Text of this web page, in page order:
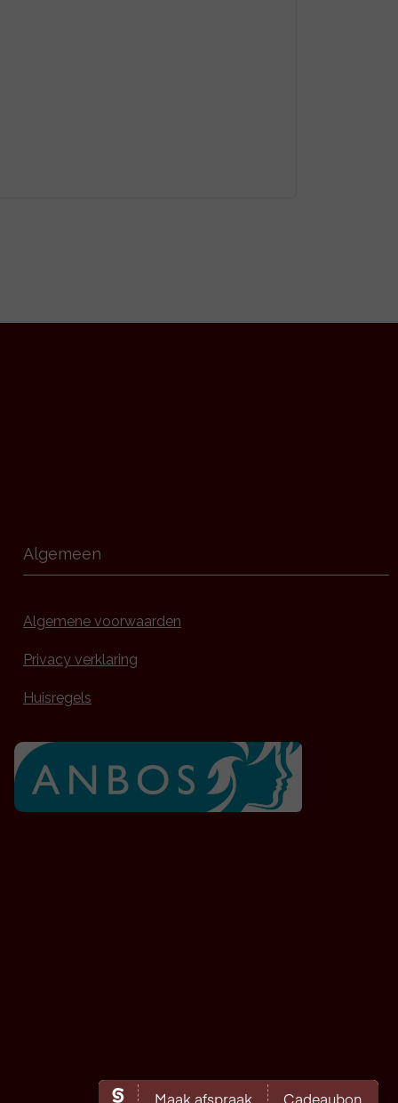
Algemeen
Algemene voorwaarden
Privacy verklaring
Huisregels